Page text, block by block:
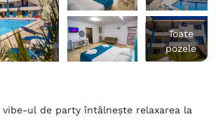
Toate
pozele
vibe-ul de party întâlnește relaxarea la